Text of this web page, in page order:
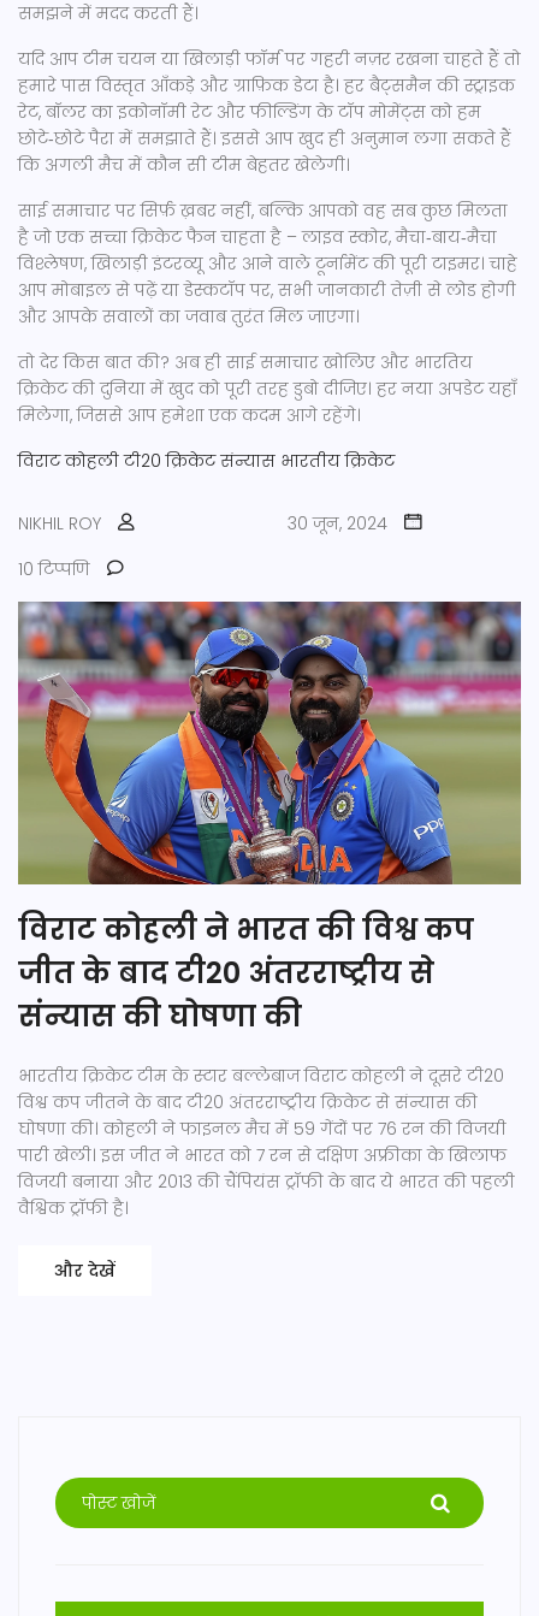
समझने में मदद करती हैं।
यदि आप टीम चयन या खिलाड़ी फॉर्म पर गहरी नज़र रखना चाहते हैं तो
हमारे पास विस्तृत आँकड़े और ग्राफ़िक डेटा है। हर बैट्समैन की स्ट्राइक
रेट, बॉलर का इकोनॉमी रेट और फील्डिंग के टॉप मोमेंट्स को हम
छोटे‑छोटे पैरा में समझाते हैं। इससे आप खुद ही अनुमान लगा सकते हैं
कि अगली मैच में कौन सी टीम बेहतर खेलेगी।
साई समाचार पर सिर्फ़ ख़बर नहीं, बल्कि आपको वह सब कुछ मिलता
है जो एक सच्चा क्रिकेट फैन चाहता है – लाइव स्कोर, मैचा‑बाय‑मैचा
विश्लेषण, खिलाड़ी इंटरव्यू और आने वाले टूर्नामेंट की पूरी टाइमर। चाहे
आप मोबाइल से पढ़ें या डेस्कटॉप पर, सभी जानकारी तेज़ी से लोड होगी
और आपके सवालों का जवाब तुरंत मिल जाएगा।
तो देर किस बात की? अब ही साई समाचार खोलिए और भारतिय
क्रिकेट की दुनिया में खुद को पूरी तरह डुबो दीजिए। हर नया अपडेट यहाँ
मिलेगा, जिससे आप हमेशा एक कदम आगे रहेंगे।
विराट कोहली टी20 क्रिकेट संन्यास भारतीय क्रिकेट
NIKHIL ROY
30 जून, 2024
10 टिप्पणि
विराट कोहली ने भारत की विश्व कप
जीत के बाद टी20 अंतरराष्ट्रीय से
संन्यास की घोषणा की
भारतीय क्रिकेट टीम के स्टार बल्लेबाज विराट कोहली ने दूसरे टी20
विश्व कप जीतने के बाद टी20 अंतरराष्ट्रीय क्रिकेट से संन्यास की
घोषणा की। कोहली ने फाइनल मैच में 59 गेंदों पर 76 रन की विजयी
पारी खेली। इस जीत ने भारत को 7 रन से दक्षिण अफ्रीका के खिलाफ
विजयी बनाया और 2013 की चैंपियंस ट्रॉफी के बाद ये भारत की पहली
वैश्विक ट्रॉफी है।
और देखें